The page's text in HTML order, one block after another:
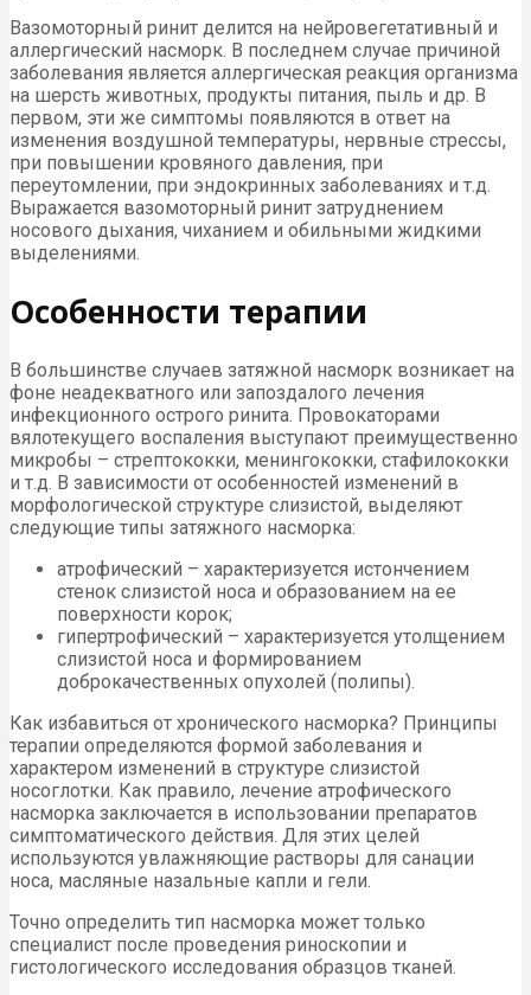
Вазомоторный ринит делится на нейровегетативный и
аллергический насморк. В последнем случае причиной
заболевания является аллергическая реакция организма
на шерсть животных, продукты питания, пыль и др. В
первом, эти же симптомы появляются в ответ на
изменения воздушной температуры, нервные стрессы,
при повышении кровяного давления, при
переутомлении, при эндокринных заболеваниях и т.д.
Выражается вазомоторный ринит затруднением
носового дыхания, чиханием и обильными жидкими
выделениями.
Особенности терапии
В большинстве случаев затяжной насморк возникает на
фоне неадекватного или запоздалого лечения
инфекционного острого ринита. Провокаторами
вялотекущего воспаления выступают преимущественно
микробы – стрептококки, менингококки, стафилококки
и т.д. В зависимости от особенностей изменений в
морфологической структуре слизистой, выделяют
следующие типы затяжного насморка:
атрофический – характеризуется истончением
стенок слизистой носа и образованием на ее
поверхности корок;
гипертрофический – характеризуется утолщением
слизистой носа и формированием
доброкачественных опухолей (полипы).
Как избавиться от хронического насморка? Принципы
терапии определяются формой заболевания и
характером изменений в структуре слизистой
носоглотки. Как правило, лечение атрофического
насморка заключается в использовании препаратов
симптоматического действия. Для этих целей
используются увлажняющие растворы для санации
носа, масляные назальные капли и гели.
Точно определить тип насморка может только
специалист после проведения риноскопии и
гистологического исследования образцов тканей.